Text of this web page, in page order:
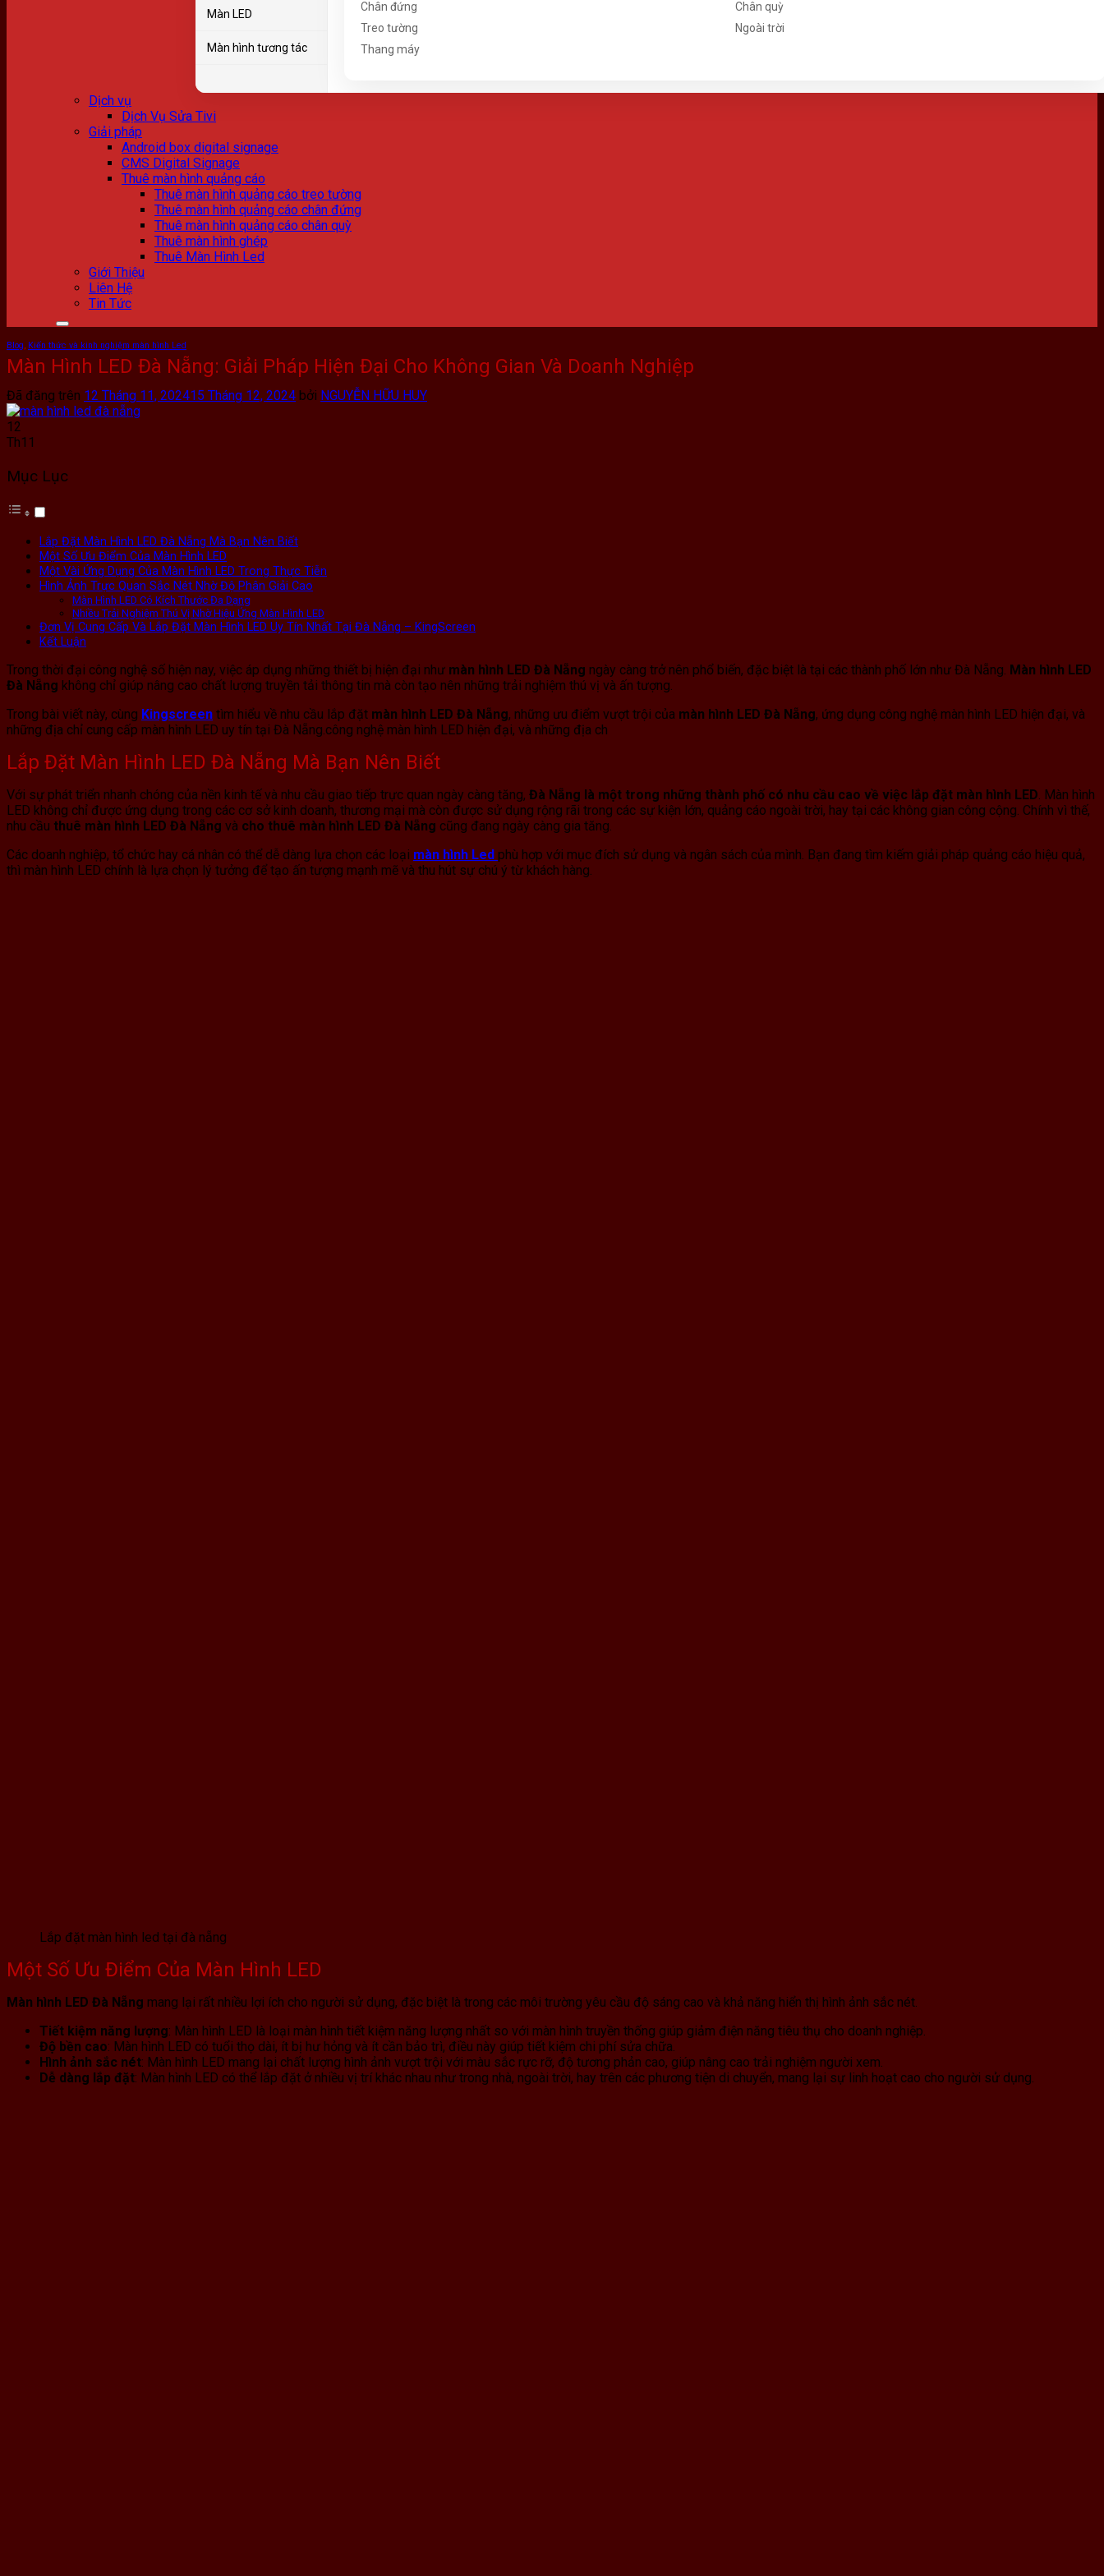
Màn LED
Màn hình tương tác
Chân đứng
Chân quỳ
Treo tường
Ngoài trời
Thang máy
Dịch vụ
Dịch Vụ Sửa Tivi
Giải pháp
Android box digital signage
CMS Digital Signage
Thuê màn hình quảng cáo
Thuê màn hình quảng cáo treo tường
Thuê màn hình quảng cáo chân đứng
Thuê màn hình quảng cáo chân quỳ
Thuê màn hình ghép
Thuê Màn Hình Led
Giới Thiệu
Liên Hệ
Tin Tức
Blog, Kiến thức và kinh nghiệm màn hình Led
Màn Hình LED Đà Nẵng: Giải Pháp Hiện Đại Cho Không Gian Và Doanh Nghiệp
Đã đăng trên 12 Tháng 11, 202415 Tháng 12, 2024 bởi NGUYỄN HỮU HUY
12
Th11
Mục Lục
Lắp Đặt Màn Hình LED Đà Nẵng Mà Bạn Nên Biết
Một Số Ưu Điểm Của Màn Hình LED
Một Vài Ứng Dụng Của Màn Hình LED Trong Thực Tiễn
Hình Ảnh Trực Quan Sắc Nét Nhờ Độ Phân Giải Cao
Màn Hình LED Có Kích Thước Đa Dạng
Nhiều Trải Nghiệm Thú Vị Nhờ Hiệu Ứng Màn Hình LED
Đơn Vị Cung Cấp Và Lắp Đặt Màn Hình LED Uy Tín Nhất Tại Đà Nẵng – KingScreen
Kết Luận
Trong thời đại công nghệ số hiện nay, việc áp dụng những thiết bị hiện đại như màn hình LED Đà Nẵng ngày càng trở nên phổ biến, đặc biệt là tại các thành phố lớn như Đà Nẵng. Màn hình LED
Đà Nẵng không chỉ giúp nâng cao chất lượng truyền tải thông tin mà còn tạo nên những trải nghiệm thú vị và ấn tượng.
Trong bài viết này, cùng Kingscreen tìm hiểu về nhu cầu lắp đặt màn hình LED Đà Nẵng, những ưu điểm vượt trội của màn hình LED Đà Nẵng, ứng dụng công nghệ màn hình LED hiện đại, và
những địa chỉ cung cấp màn hình LED uy tín tại Đà Nẵng.công nghệ màn hình LED hiện đại, và những địa ch
Lắp Đặt Màn Hình LED Đà Nẵng Mà Bạn Nên Biết
Với sự phát triển nhanh chóng của nền kinh tế và nhu cầu giao tiếp trực quan ngày càng tăng, Đà Nẵng là một trong những thành phố có nhu cầu cao về việc lắp đặt màn hình LED . Màn hình
LED không chỉ được ứng dụng trong các cơ sở kinh doanh, thương mại mà còn được sử dụng rộng rãi trong các sự kiện lớn, quảng cáo ngoài trời, hay tại các không gian công cộng. Chính vì thế,
nhu cầu thuê màn hình LED Đà Nẵng và cho thuê màn hình LED Đà Nẵng cũng đang ngày càng gia tăng.
Các doanh nghiệp, tổ chức hay cá nhân có thể dễ dàng lựa chọn các loại màn hình Led phù hợp với mục đích sử dụng và ngân sách của mình. Bạn đang tìm kiếm giải pháp quảng cáo hiệu quả,
thì màn hình LED chính là lựa chọn lý tưởng để tạo ấn tượng mạnh mẽ và thu hút sự chú ý từ khách hàng.
Lắp đặt màn hình led tại đà nẵng
Một Số Ưu Điểm Của Màn Hình LED
Màn hình LED Đà Nẵng mang lại rất nhiều lợi ích cho người sử dụng, đặc biệt là trong các môi trường yêu cầu độ sáng cao và khả năng hiển thị hình ảnh sắc nét.
Tiết kiệm năng lượng: Màn hình LED là loại màn hình tiết kiệm năng lượng nhất so với màn hình truyền thống giúp giảm điện năng tiêu thụ cho doanh nghiệp.
Độ bền cao: Màn hình LED có tuổi thọ dài, ít bị hư hỏng và ít cần bảo trì, điều này giúp tiết kiệm chi phí sửa chữa.
Hình ảnh sắc nét: Màn hình LED mang lại chất lượng hình ảnh vượt trội với màu sắc rực rỡ, độ tương phản cao, giúp nâng cao trải nghiệm người xem.
Dễ dàng lắp đặt: Màn hình LED có thể lắp đặt ở nhiều vị trí khác nhau như trong nhà, ngoài trời, hay trên các phương tiện di chuyển, mang lại sự linh hoạt cao cho người sử dụng.